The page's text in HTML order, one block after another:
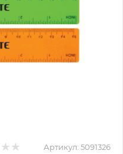
Артикул: 5091326